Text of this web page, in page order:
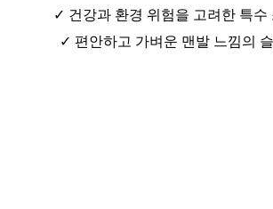
✓ 건강과 환경 위험을 고려한 특수
✓ 편안하고 가벼운 맨발 느낌의